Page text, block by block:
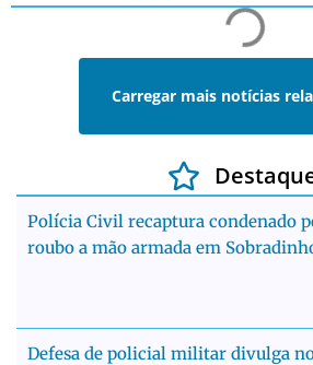
Carregar mais notícias
Polícia Civil recaptura condenado
roubo a mão armada em
Defesa de policial militar divulga